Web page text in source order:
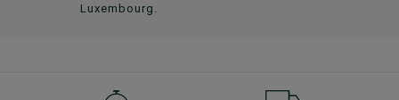
Luxembourg.